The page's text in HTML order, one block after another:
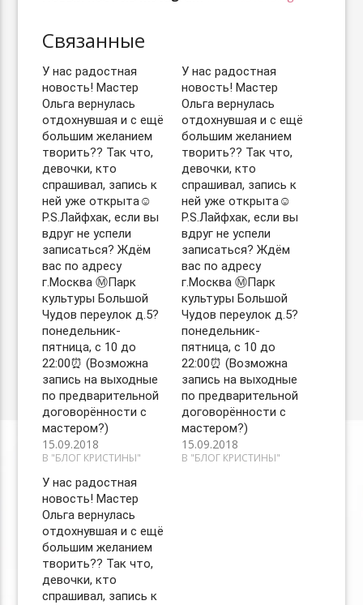
Связанные
У нас радостная
новость! Мастер
Ольга вернулась
отдохнувшая и с ещё
большим желанием
творить?? Так что,
девочки, кто
спрашивал, запись к
ней уже открыта☺️
P.S.Лайфхак, если вы
вдруг не успели
записаться? Ждём
вас по адресу
г.Москва Ⓜ️Парк
культуры Большой
Чудов переулок д.5?
понедельник-
пятница, с 10 до
22:00⏰ (Возможна
запись на выходные
по предварительной
договорённости с
мастером?)
15.09.2018
В "БЛОГ КРИСТИНЫ"
У нас радостная
новость! Мастер
Ольга вернулась
отдохнувшая и с ещё
большим желанием
творить?? Так что,
девочки, кто
спрашивал, запись к
ней уже открыта☺️
P.S.Лайфхак, если вы
вдруг не успели
записаться? Ждём
вас по адресу
г.Москва Ⓜ️Парк
культуры Большой
Чудов переулок д.5?
понедельник-
пятница, с 10 до
22:00⏰ (Возможна
запись на выходные
по предварительной
договорённости с
мастером?)
15.09.2018
В "БЛОГ КРИСТИНЫ"
У нас радостная
новость! Мастер
Ольга вернулась
отдохнувшая и с ещё
большим желанием
творить?? Так что,
девочки, кто
спрашивал, запись к